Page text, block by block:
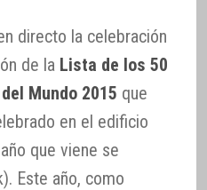
directo la celebración
de la Lista de los 50
Mundo 2015 que
en el edificio
que viene se
Este año, como